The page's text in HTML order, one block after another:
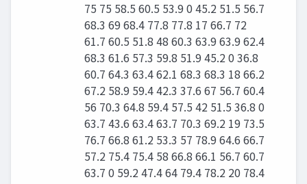
75 75 58.5 60.5 53.9 0 45.2 51.5 56.7
68.3 69 68.4 77.8 77.8 17 66.7 72
61.7 60.5 51.8 48 60.3 63.9 63.9 62.4
68.3 61.6 57.3 59.8 51.9 45.2 0 36.8
60.7 64.3 63.4 62.1 68.3 68.3 18 66.2
67.2 58.9 59.4 42.3 37.6 67 56.7 60.4
56 70.3 64.8 59.4 57.5 42 51.5 36.8 0
63.7 43.6 63.4 63.7 70.3 69.2 19 73.5
76.7 66.8 61.2 53.3 57 78.9 64.6 66.7
57.2 75.4 75.4 58 66.8 66.1 56.7 60.7
63.7 0 59.2 47.4 64 79.4 78.2 20 78.4